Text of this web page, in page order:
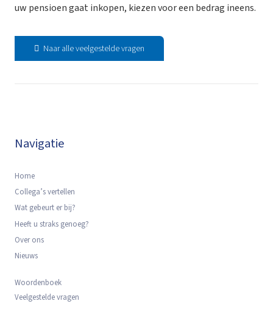
uw pensioen gaat inkopen, kiezen voor een bedrag ineens.
Naar alle veelgestelde vragen
Navigatie
Home
Collega’s vertellen
Wat gebeurt er bij?
Heeft u straks genoeg?
Over ons
Nieuws
Woordenboek
Veelgestelde vragen